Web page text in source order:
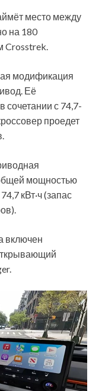
место между
на 180
Crosstrek.
модификация
Её
сочетании с 74,7-
проедет
мощностью
кВт·ч (запас
включен